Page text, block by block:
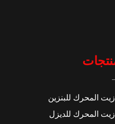
زيت المحرك للبنزين
زيت المحرك للديزل